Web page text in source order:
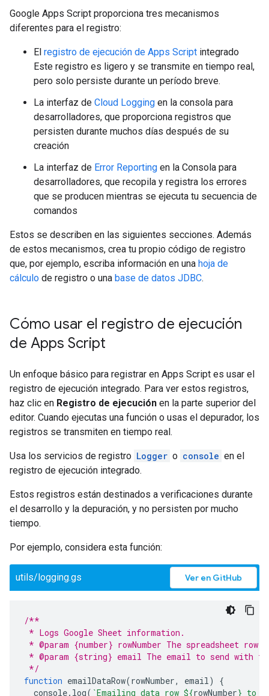
Google Apps Script proporciona tres mecanismos
diferentes para el registro:
El registro de ejecución de Apps Script integrado
Este registro es ligero y se transmite en tiempo real,
pero solo persiste durante un período breve.
La interfaz de Cloud Logging en la consola para
desarrolladores, que proporciona registros que
persisten durante muchos días después de su
creación
La interfaz de Error Reporting en la Consola para
desarrolladores, que recopila y registra los errores
que se producen mientras se ejecuta tu secuencia de
comandos
Estos se describen en las siguientes secciones. Además
de estos mecanismos, crea tu propio código de registro
que, por ejemplo, escriba información en una hoja de
cálculo de registro o una base de datos JDBC.
Cómo usar el registro de ejecución
de Apps Script
Un enfoque básico para registrar en Apps Script es usar el
registro de ejecución integrado. Para ver estos registros,
haz clic en Registro de ejecución en la parte superior del
editor. Cuando ejecutas una función o usas el depurador, los
registros se transmiten en tiempo real.
Usa los servicios de registro Logger o console en el
registro de ejecución integrado.
Estos registros están destinados a verificaciones durante
el desarrollo y la depuración, y no persisten por mucho
tiempo.
Por ejemplo, considera esta función:
utils/logging.gs Ver en GitHub
/**
* Logs Google Sheet information.
* @param {number} rowNumber The spreadsheet row
* @param {string} email The email to send with
*/
function emailDataRow(rowNumber, email)
{
console. log( `Emailing data row ${rowNumber} to